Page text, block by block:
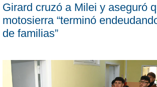
Girard cruzó a Milei y aseguró
motosierra “terminó
de familias”